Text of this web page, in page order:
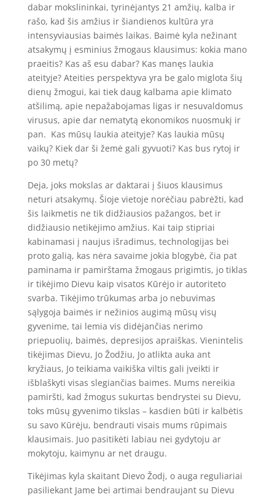
dabar mokslininkai, tyrinėjantys 21 amžių, kalba ir
rašo, kad šis amžius ir šiandienos kultūra yra
intensyviausias baimės laikas. Baimė kyla nežinant
atsakymų į esminius žmogaus klausimus: kokia mano
praeitis? Kas aš esu dabar? Kas manęs laukia
ateityje? Ateities perspektyva yra be galo miglota šių
dienų žmogui, kai tiek daug kalbama apie klimato
atšilimą, apie nepažabojamas ligas ir nesuvaldomus
virusus, apie dar nematytą ekonomikos nuosmukį ir
pan. Kas mūsų laukia ateityje? Kas laukia mūsų
vaikų? Kiek dar ši žemė gali gyvuoti? Kas bus rytoj ir
po 30 metų?
Deja, joks mokslas ar daktarai į šiuos klausimus
neturi atsakymų. Šioje vietoje norėčiau pabrėžti, kad
šis laikmetis ne tik didžiausios pažangos, bet ir
didžiausio netikėjimo amžius. Kai taip stipriai
kabinamasi į naujus išradimus, technologijas bei
proto galią, kas nėra savaime jokia blogybė, čia pat
paminama ir pamirštama žmogaus prigimtis, jo tiklas
ir tikėjimo Dievu kaip visatos Kūrėjo ir autoriteto
svarba. Tikėjimo trūkumas arba jo nebuvimas
sąlygoja baimės ir nežinios augimą mūsų visų
gyvenime, tai lemia vis didėjančias nerimo
priepuolių, baimės, depresijos apraiškas. Vienintelis
tikėjimas Dievu, Jo Žodžiu, Jo atlikta auka ant
kryžiaus, Jo teikiama vaikiška viltis gali įveikti ir
išblaškyti visas slegiančias baimes. Mums nereikia
pamiršti, kad žmogus sukurtas bendrystei su Dievu,
toks mūsų gyvenimo tikslas – kasdien būti ir kalbėtis
su savo Kūrėju, bendrauti visais mums rūpimais
klausimais. Juo pasitikėti labiau nei gydytoju ar
mokytoju, kaimynu ar net draugu.
Tikėjimas kyla skaitant Dievo Žodį, o auga reguliariai
pasiliekant Jame bei artimai bendraujant su Dievu